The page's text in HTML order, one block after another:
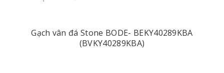
Gạch vân đá Stone BODE- BEKY40289KBA
(BVKY40289KBA)